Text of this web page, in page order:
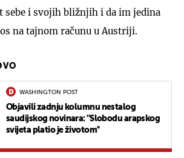
sebe i svojih bližnjih i da im jedina
na tajnom računu u Austriji.
WASHINGTON POST
Objavili zadnju kolumnu nestalog
saudijskog novinara: ''Slobodu arapskog
svijeta platio je životom''